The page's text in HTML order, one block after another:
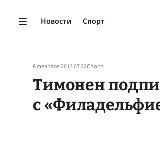
Новости Спорт
8 февраля 2013 07:22Спорт
Тимонен
с